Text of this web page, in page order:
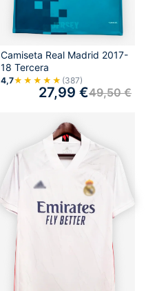
Camiseta Real Madrid 2017-
18 Tercera
4,7★★★★★ (387)
49,50€
27,99 €